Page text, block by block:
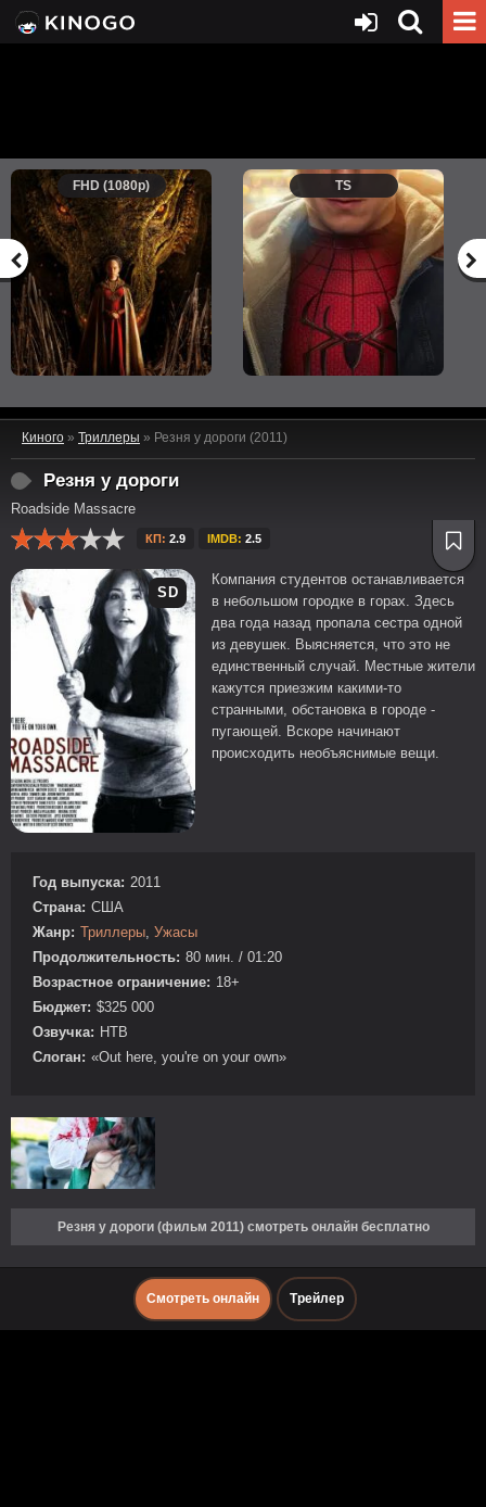
FHD (1080p) TS
Киного » Триллеры » Резня у дороги (2011)
Резня у дороги
Roadside Massacre
КП: 2.9 IMDB: 2.5
SD
Компания студентов останавливается
в небольшом городке в горах. Здесь
два года назад пропала сестра одной
из девушек. Выясняется, что это не
единственный случай. Местные жители
кажутся приезжим какими-то
странными, обстановка в городе -
пугающей. Вскоре начинают
происходить необъяснимые вещи.
Год выпуска: 2011
Страна: США
Жанр: Триллеры Ужасы
Продолжительность: 80 мин. / 01:20
Возрастное ограничение: 18+
Бюджет: $325 000
Озвучка: НТВ
Слоган: «Out here, you're on your own»
Резня у дороги (фильм 2011) смотреть онлайн бесплатно
Смотреть онлайн Трейлер